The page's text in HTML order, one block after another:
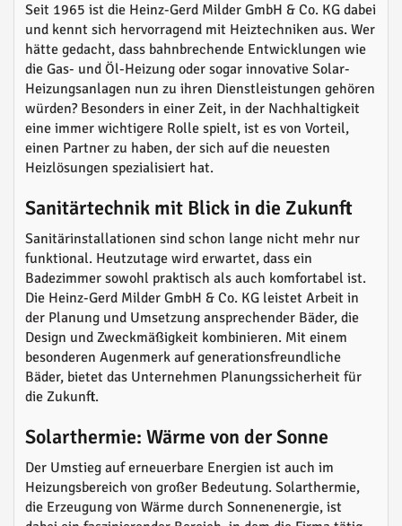
Seit 1965 ist die Heinz-Gerd Milder GmbH & Co. KG dabei
und kennt sich hervorragend mit Heiztechniken aus. Wer
hätte gedacht, dass bahnbrechende Entwicklungen wie
die Gas- und Öl-Heizung oder sogar innovative Solar-
Heizungsanlagen nun zu ihren Dienstleistungen gehören
würden? Besonders in einer Zeit, in der Nachhaltigkeit
eine immer wichtigere Rolle spielt, ist es von Vorteil,
einen Partner zu haben, der sich auf die neuesten
Heizlösungen spezialisiert hat.
Sanitärtechnik mit Blick in die Zukunft
Sanitärinstallationen sind schon lange nicht mehr nur
funktional. Heutzutage wird erwartet, dass ein
Badezimmer sowohl praktisch als auch komfortabel ist.
Die Heinz-Gerd Milder GmbH & Co. KG leistet Arbeit in
der Planung und Umsetzung ansprechender Bäder, die
Design und Zweckmäßigkeit kombinieren. Mit einem
besonderen Augenmerk auf generationsfreundliche
Bäder, bietet das Unternehmen Planungssicherheit für
die Zukunft.
Solarthermie: Wärme von der Sonne
Der Umstieg auf erneuerbare Energien ist auch im
Heizungsbereich von großer Bedeutung. Solarthermie,
die Erzeugung von Wärme durch Sonnenenergie, ist